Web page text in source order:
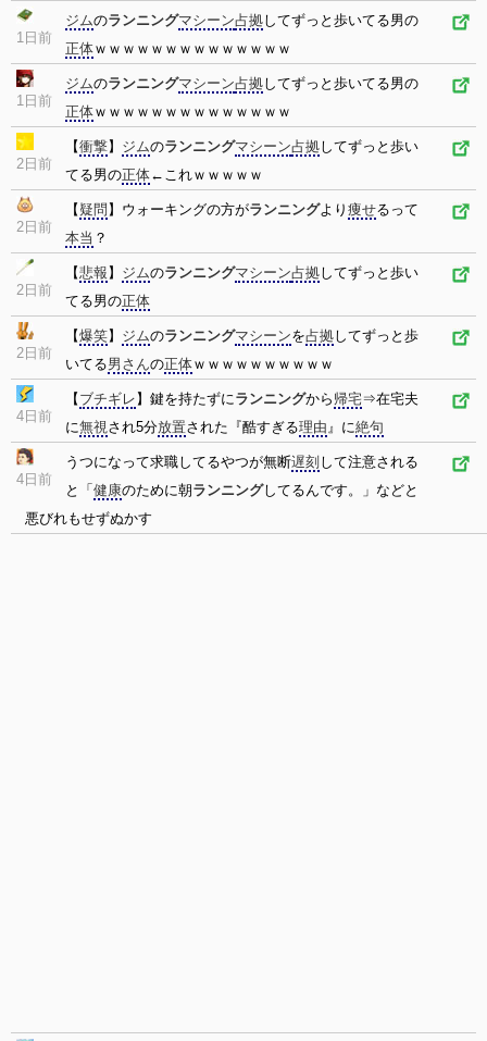
1日前
ジムのランニングマシーン占拠してずっと歩いてる男の
正体ｗｗｗｗｗｗｗｗｗｗｗｗｗｗ
1日前
ジムのランニングマシーン占拠してずっと歩いてる男の
正体ｗｗｗｗｗｗｗｗｗｗｗｗｗｗ
2日前
【衝撃】 ジムのランニングマシーン占拠してずっと歩い
てる男の正体←これｗｗｗｗｗ
2日前
【 疑問 】ウォーキングの方がランニングより 痩せるって
本当 ？
2日前
【悲報 】 ジムのランニングマシーン占拠してずっと歩い
てる男の正体
2日前
【爆笑】 ジムのランニングマシーンを占拠してずっと歩
いてる男さんの正体ｗｗｗｗｗｗｗｗｗｗ
4日前
【 ブチギレ 】鍵を持たずにランニングから 帰宅⇒在宅夫
に無視され5分放置された『酷すぎる理由』に絶句
4日前
うつになって求職してるやつが無断遅刻 して注意される
と「 健康のために朝ランニングしてるんです。」などと
悪びれもせずぬかす